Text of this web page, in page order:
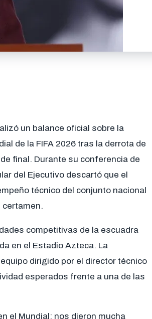
un balance oficial sobre la
de la FIFA 2026 tras la derrota de
final. Durante su conferencia de
del Ejecutivo descartó que el
técnico del conjunto nacional
certamen.
competitivas de la escuadra
en el Estadio Azteca. La
dirigido por el director técnico
esperados frente a una de las
el Mundial; nos dieron mucha